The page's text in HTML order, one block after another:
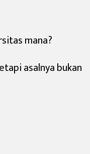
mana?
asalnya bukan